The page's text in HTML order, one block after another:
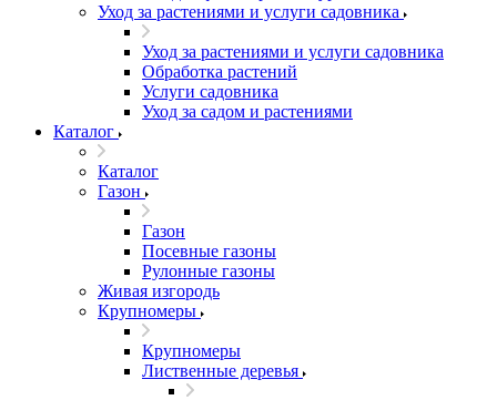
Уход за растениями и услуги садовника
Уход за растениями и услуги садовника
Обработка растений
Услуги садовника
Уход за садом и растениями
Каталог
Каталог
Газон
Газон
Посевные газоны
Рулонные газоны
Живая изгородь
Крупномеры
Крупномеры
Лиственные деревья